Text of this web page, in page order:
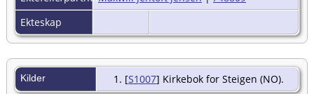
Ekteskap
Kilder [S1007] Kirkebok for Steigen (NO).